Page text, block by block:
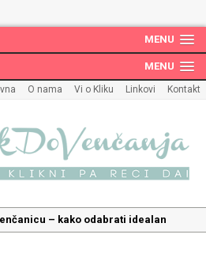
MENU
MENU
O nama Vi o Kliku Linkovi Kontakt
– kako odabrati idealan